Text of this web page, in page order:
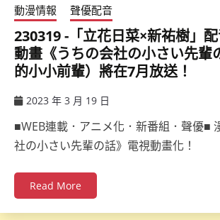
動漫情報 聲優配音
230319 -「立花日菜×新祐樹」
動畫《うちの会社の小さい先輩
的小小前輩）將在7月放送！
2023 年 3 月 19 日
■WEB連載．アニメ化．新番組．聲優■
社の小さい先輩の話》電視動畫化！
Read More